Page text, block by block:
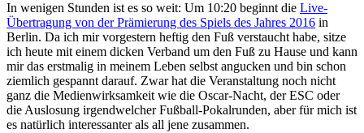
In wenigen Stunden ist es so weit: Um 10:20 beginnt die Live-
Übertragung von der Prämierung des Spiels des Jahres 2016 in
Berlin. Da ich mir vorgestern heftig den Fuß verstaucht habe, sitze
ich heute mit einem dicken Verband um den Fuß zu Hause und kann
mir das erstmalig in meinem Leben selbst angucken und bin schon
ziemlich gespannt darauf. Zwar hat die Veranstaltung noch nicht
ganz die Medienwirksamkeit wie die Oscar-Nacht, der ESC oder
die Auslosung irgendwelcher Fußball-Pokalrunden, aber für mich ist
es natürlich interessanter als all jene zusammen.